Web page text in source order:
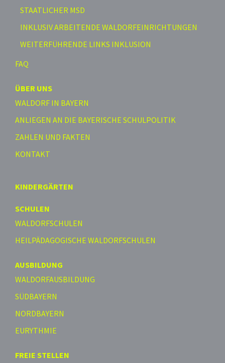
STAATLICHER MSD
INKLUSIV ARBEITENDE WALDORFEINRICHTUNGEN
WEITERFÜHRENDE LINKS INKLUSION
FAQ
ÜBER UNS
WALDORF IN BAYERN
ANLIEGEN AN DIE BAYERISCHE SCHULPOLITIK
ZAHLEN UND FAKTEN
KONTAKT
KINDERGÄRTEN
SCHULEN
WALDORFSCHULEN
HEILPÄDAGOGISCHE WALDORFSCHULEN
AUSBILDUNG
WALDORFAUSBILDUNG
SÜDBAYERN
NORDBAYERN
EURYTHMIE
FREIE STELLEN